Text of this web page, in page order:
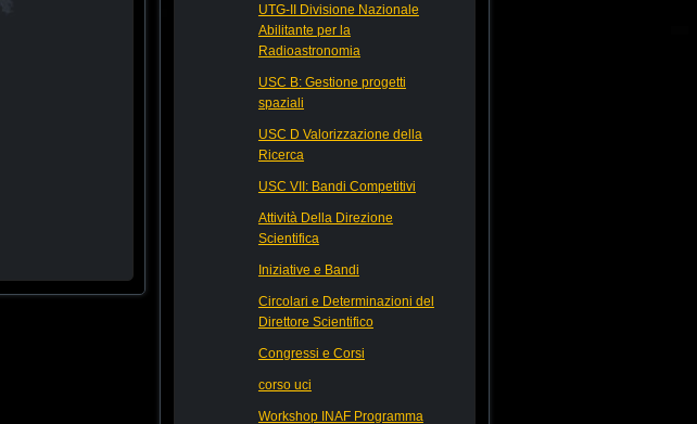
UTG-II Divisione Nazionale
Abilitante per la
Radioastronomia
USC B: Gestione progetti
spaziali
USC D Valorizzazione della
Ricerca
USC VII: Bandi Competitivi
Attività Della Direzione
Scientifica
Iniziative e Bandi
Circolari e Determinazioni del
Direttore Scientifico
Congressi e Corsi
corso uci
Workshop INAF Programma